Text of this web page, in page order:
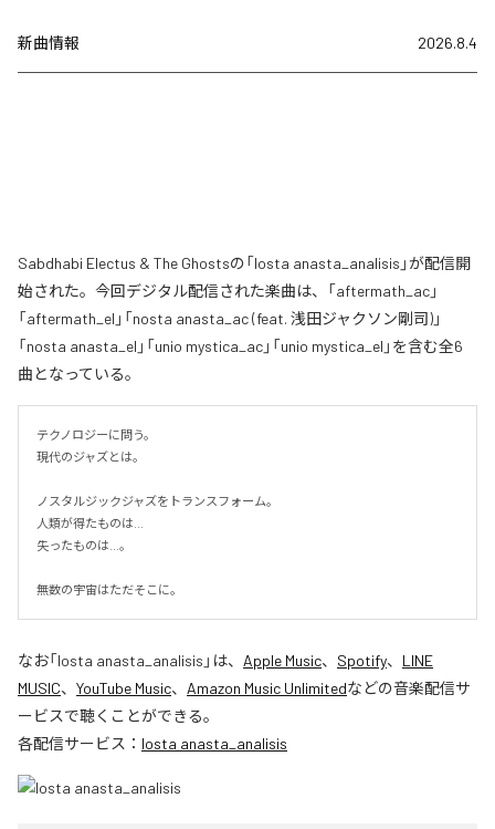
新曲情報 2026.8.4
Sabdhabi Electus & The Ghostsの「losta anasta_analisis」が配信開
始された。今回デジタル配信された楽曲は、「aftermath_ac」
「aftermath_el」「nosta anasta_ac (feat. 浅田ジャクソン剛司)」
「nosta anasta_el」「unio mystica_ac」「unio mystica_el」を含む全6
曲となっている。
テクノロジーに問う。
現代のジャズとは。
ノスタルジックジャズをトランスフォーム。
人類が得たものは...
失ったものは...。
無数の宇宙はただそこに。
なお「losta anasta_analisis 」は、 Apple Music、 Spotify、 LINE
MUSIC、 YouTube Music、 Amazon Music Unlimitedなどの音楽配信サ
ービスで聴くことができる。
各配信サービス： losta anasta_analisis